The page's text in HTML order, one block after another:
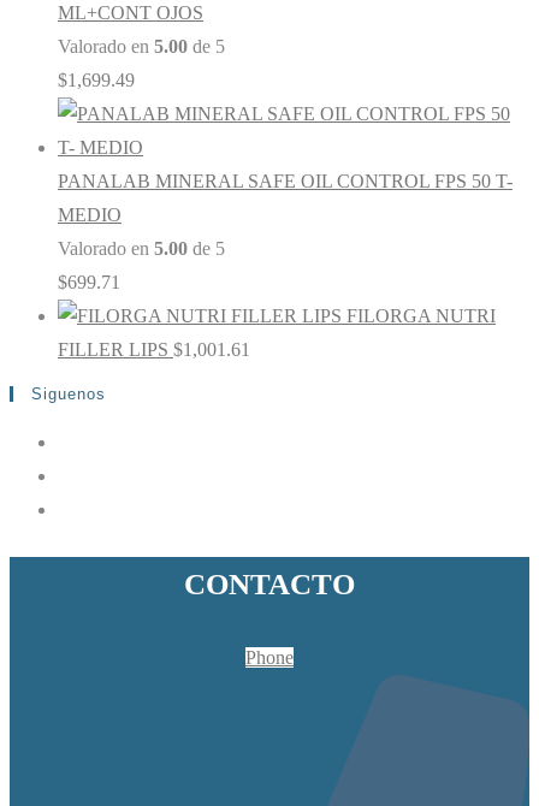
ML+CONT OJOS
Valorado en 5.00 de 5
$1,699.49
PANALAB MINERAL SAFE OIL CONTROL FPS 50 T-
MEDIO
Valorado en 5.00 de 5
$699.71
FILORGA NUTRI
FILLER LIPS $1,001.61
Siguenos
CONTACTO
Phone